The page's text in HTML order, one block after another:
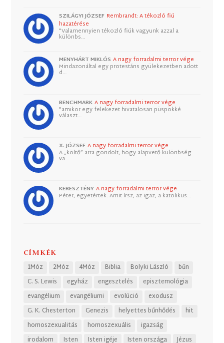
SZILÁGYI JÓZSEF Rembrandt: A tékozló fiú
hazatérése
"Valamennyien tékozló fiúk vagyunk azzal a
különbs…
MENYHÁRT MIKLÓS A nagy forradalmi terror vége
Mindazonáltal egy protestáns gyülekezetben adott
d…
BENCHMARK A nagy forradalmi terror vége
"amikor egy felekezet hivatalosan püspökké
választ…
X. JÓZSEF A nagy forradalmi terror vége
A „költő” arra gondolt, hogy alapvető különbség
va…
KERESZTÉNY A nagy forradalmi terror vége
Péter, egyetértek. Amit írsz, az igaz, a katolikus…
CÍMKÉK
1Móz 2Móz 4Móz Biblia Bolyki László
bűn
C. S. Lewis
egyház engesztelés
episztemológia
evangélium
evangéliumi evolúció
exodusz
G. K. Chesterton
Genezis helyettes bűnhődés
hit
homoszexualitás
homoszexuális
igazság
irodalom
Isten Isten igéje Isten országa Jézus